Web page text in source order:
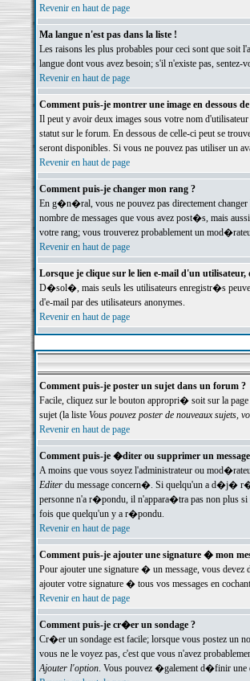
Revenir en haut de page
Ma langue n'est pas dans la liste !
Les raisons les plus probables pour ceci sont que soit
langue dont vous avez besoin; s'il n'existe pas,
Revenir en haut de page
Comment puis-je montrer une image en dessous
Il peut y avoir deux images sous votre nom
statut sur le forum. En dessous de celle-ci peut se
seront disponibles. Si vous ne pouvez pas utiliser un
Revenir en haut de page
Comment puis-je changer mon rang ?
En g�n�ral, vous ne pouvez pas directement
nombre de messages que vous avez post�s, mais
votre rang; vous trouverez probablement un
Revenir en haut de page
Lorsque je clique sur le lien e-mail d'un utilisateur,
D�sol�, mais seuls les utilisateurs enregistr�s
d'e-mail par des utilisateurs anonymes.
Revenir en haut de page
Comment puis-je poster un sujet dans un forum ?
Facile, cliquez sur le bouton appropri� soit sur la
sujet (la liste Vous pouvez poster de nouveaux sujets,
Revenir en haut de page
Comment puis-je �diter ou supprimer un
A moins que vous soyez l'administrateur ou
Editerdu message concern�. Si quelqu'un a d�j�
personne n'a r�pondu, il n'appara�tra pas non plus si
fois que quelqu'un y a r�pondu.
Revenir en haut de page
Comment puis-je ajouter une signature � mon
Pour ajouter une signature � un message, vous
ajouter votre signature � tous vos messages en
Revenir en haut de page
Comment puis-je cr�er un sondage ?
Cr�er un sondage est facile; lorsque vous postez un
vous ne le voyez pas, c'est que vous n'avez
Ajouter l'option. Vous pouvez �galement d�finir une